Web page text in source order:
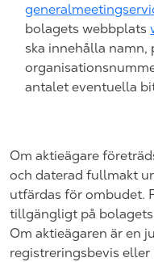
bolagets webbplats
ska innehålla namn,
antalet eventuella
Om aktieägare
och daterad fullmakt
utfärdas för ombudet.
tillgängligt på
Om aktieägaren är en
registreringsbevis